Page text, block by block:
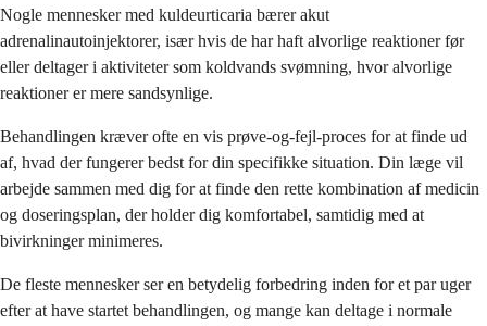
Nogle mennesker med kuldeurticaria bærer akut
adrenalinautoinjektorer, især hvis de har haft alvorlige reaktioner før
eller deltager i aktiviteter som koldvands svømning, hvor alvorlige
reaktioner er mere sandsynlige.
Behandlingen kræver ofte en vis prøve-og-fejl-proces for at finde ud
af, hvad der fungerer bedst for din specifikke situation. Din læge vil
arbejde sammen med dig for at finde den rette kombination af medicin
og doseringsplan, der holder dig komfortabel, samtidig med at
bivirkninger minimeres.
De fleste mennesker ser en betydelig forbedring inden for et par uger
efter at have startet behandlingen, og mange kan deltage i normale